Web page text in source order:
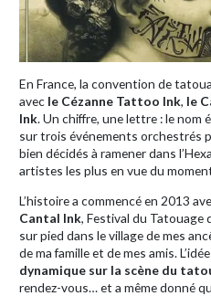
En France, la convention de
avec le Cézanne Tattoo Ink, le
Ink. Un chiffre, une lettre : le
sur trois événements orchestrés
bien décidés à ramener dans
artistes les plus en vue du
L’histoire a commencé en 2013
Cantal Ink, Festival du Tatouage
sur pied dans le village de mes
de ma famille et de mes amis.
dynamique sur la scène du
rendez-vous… et a même donné